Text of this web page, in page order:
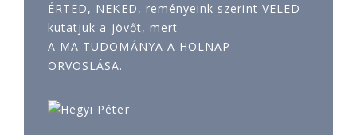
ÉRTED, NEKED, reményeink szerint VELED
kutatjuk a jövőt, mert
A MA TUDOMÁNYA A HOLNAP
ORVOSLÁSA.